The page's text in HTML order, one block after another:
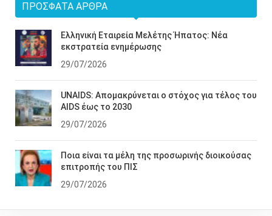
ΠΡΌΣΦΑΤΑ ΆΡΘΡΑ
Ελληνική Εταιρεία Μελέτης Ήπατος: Νέα
εκστρατεία ενημέρωσης
29/07/2026
UNAIDS: Απομακρύνεται ο στόχος για τέλος του
AIDS έως το 2030
29/07/2026
Ποια είναι τα μέλη της προσωρινής διοικούσας
επιτροπής του ΠΙΣ
29/07/2026